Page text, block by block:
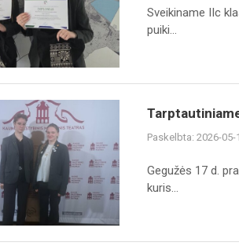
Sveikiname IIc
puiki...
Paskelbta: 2026-05-
Gegužės 17 d.
kuris...